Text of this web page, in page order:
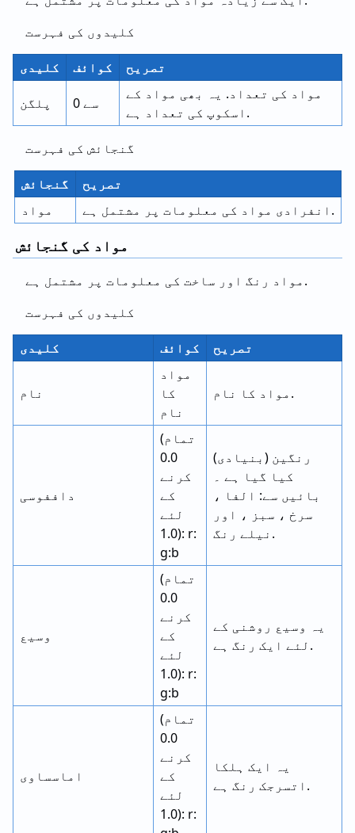
کلیدوں کی فہرست
کلیدی کوائف تصریح
پلگن 0 سے
مواد کی تعداد. یہ بھی مواد کے
اسکوپ کی تعداد ہے.
گنجائش کی فہرست
گنجائش
تصریح
مواد
انفرادی مواد کی معلومات پر مشتمل ہے.
مواد کی گنجائش
مواد رنگ اور ساخت کی معلومات پر مشتمل ہے.
کلیدوں کی فہرست
کلیدی کوائف تصریح
نام
مواد
کا
نام
مواد کا نام.
داففوسی
(تمام
0.0
کرنے
کے
لئے
1.0): r:
g:b
(بنیادی) رنگین
کیا گیا ہے ۔
بائیں سے: الفا ،
سرخ ، سبز ، اور
نیلے رنگ.
وسیع
(تمام
0.0
کرنے
کے
لئے
1.0): r:
g:b
یہ وسیع روشنی کے
لئے ایک رنگ ہے.
اماسساوی
(تمام
0.0
کرنے
کے
لئے
1.0): r:
یہ ایک ہلکا
اتسرجک رنگ ہے.